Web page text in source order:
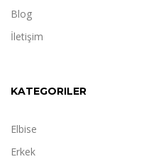
Blog
İletişim
KATEGORILER
Elbise
Erkek